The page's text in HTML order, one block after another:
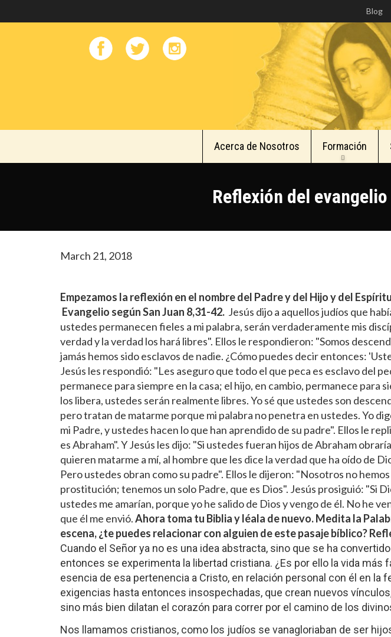
Blog
Acerca de Nosotros Formación
Reflexión del
March 21, 2018
Empezamos la reflexión en el nombre del Padre y del Hijo y del
Evangelio según San Juan 8,31-42. Jesús dijo a aquellos judíos que
ustedes permanecen fieles a mi palabra, serán verdaderamente mis
verdad y la verdad los hará libres". Ellos le respondieron: "Somos
jamás hemos sido esclavos de nadie. ¿Cómo puedes decir entonces:
Jesús les respondió: "Les aseguro que todo el que peca es esclavo del
permanece para siempre en la casa; el hijo, en cambio, permanece para
los libera, ustedes serán realmente libres. Yo sé que ustedes son
pero tratan de matarme porque mi palabra no penetra en ustedes. Yo
mi Padre, y ustedes hacen lo que han aprendido de su padre". Ellos le
es Abraham". Y Jesús les dijo: "Si ustedes fueran hijos de Abraham
quieren matarme a mí, al hombre que les dice la verdad que ha oído de
Pero ustedes obran como su padre". Ellos le dijeron: "Nosotros no
prostitución; tenemos un solo Padre, que es Dios". Jesús prosiguió: "Si
ustedes me amarían, porque yo he salido de Dios y vengo de él. No he
que él me envió.Ahora toma tu Biblia y léala de nuevo. Medita la
escena, ¿te puedes relacionar con alguien de este pasaje bíblico?
Cuando el Señor ya no es una idea abstracta, sino que se ha
entonces se experimenta la libertad cristiana. ¿Es por ello la vida más
esencia de esa pertenencia a Cristo, en relación personal con él en la
exigencias hasta entonces insospechadas, que crean nuevos
sino más bien dilatan el corazón para correr por el camino de los
Nos llamamos cristianos, como los judíos se vanagloriaban de ser